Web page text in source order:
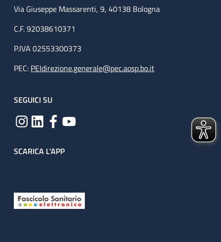
Via Giuseppe Massarenti, 9, 40138 Bologna
C.F. 92038610371
P.IVA 02553300373
PEC: PEIdirezione.generale@pec.aosp.bo.it
SEGUICI SU
SCARICA L'APP